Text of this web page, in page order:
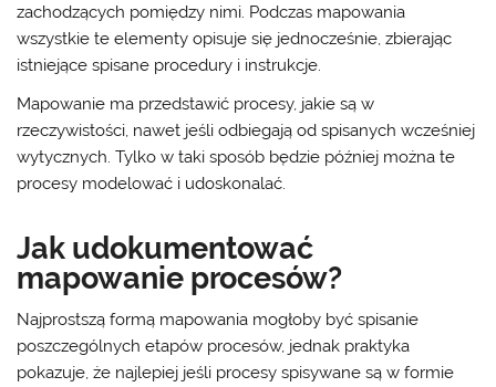
zachodzących pomiędzy nimi. Podczas mapowania
wszystkie te elementy opisuje się jednocześnie, zbierając
istniejące spisane procedury i instrukcje.
Mapowanie ma przedstawić procesy, jakie są w
rzeczywistości, nawet jeśli odbiegają od spisanych wcześniej
wytycznych. Tylko w taki sposób będzie później można te
procesy modelować i udoskonalać.
Jak udokumentować
mapowanie procesów?
Najprostszą formą mapowania mogłoby być spisanie
poszczególnych etapów procesów, jednak praktyka
pokazuje, że najlepiej jeśli procesy spisywane są w formie